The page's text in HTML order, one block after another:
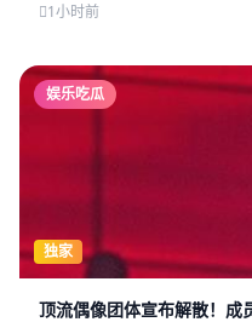
1小时前
娱乐吃瓜
独家
顶流偶像团体宣布解散！成